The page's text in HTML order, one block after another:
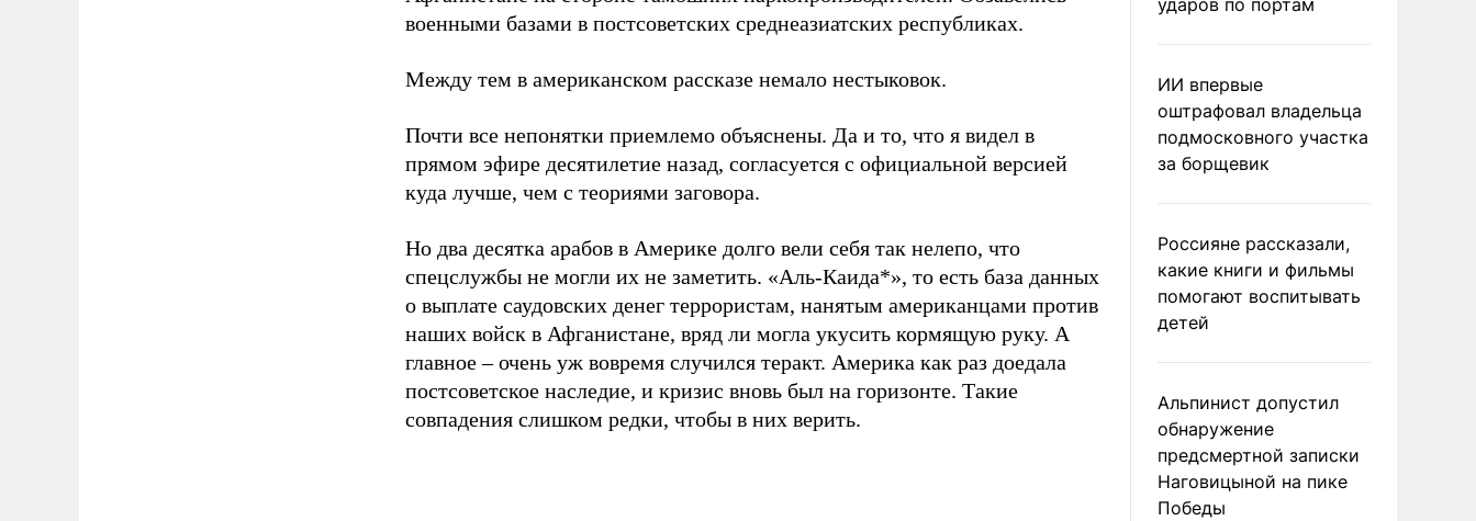
военными базами в постсоветских среднеазиатских республиках.
Между тем в американском рассказе немало нестыковок.
Почти все непонятки приемлемо объяснены. Да и то, что я видел в
прямом эфире десятилетие назад, согласуется с официальной версией
куда лучше, чем с теориями заговора.
Но два десятка арабов в Америке долго вели себя так нелепо, что
спецслужбы не могли их не заметить. «Аль-Каида*», то есть база данных
о выплате саудовских денег террористам, нанятым американцами против
наших войск в Афганистане, вряд ли могла укусить кормящую руку. А
главное – очень уж вовремя случился теракт. Америка как раз доедала
постсоветское наследие, и кризис вновь был на горизонте. Такие
совпадения слишком редки, чтобы в них верить.
ударов по портам
ИИ впервые
оштрафовал владельца
подмосковного участка
за борщевик
Россияне рассказали,
какие книги и фильмы
помогают воспитывать
детей
Альпинист допустил
обнаружение
предсмертной записки
Наговицыной на пике
Победы